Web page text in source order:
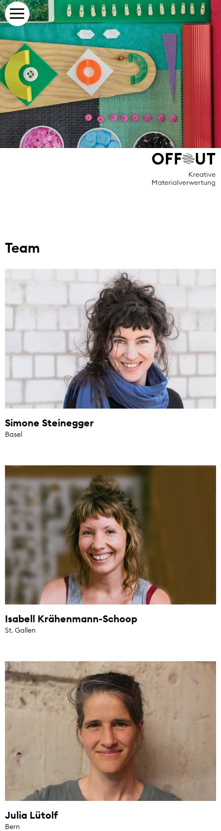
Team
Simone Steinegger
Basel
Isabell Krähenmann-Schoop
St. Gallen
Julia Lütolf
Bern